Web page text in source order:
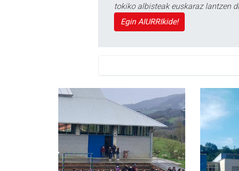
tokiko albisteak euskaraz lantzen
Egin AIURRIkide!